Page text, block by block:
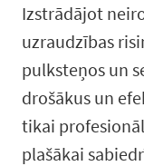
Izstrādājot
uzraudzības
pulksteņos un
drošākus un
tikai
plašākai